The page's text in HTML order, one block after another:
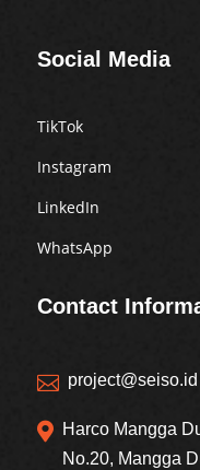
Social Media
TikTok
Instagram
LinkedIn
WhatsApp
Contact
 project@seiso.id

Harco Mangga
No.20, Mangga